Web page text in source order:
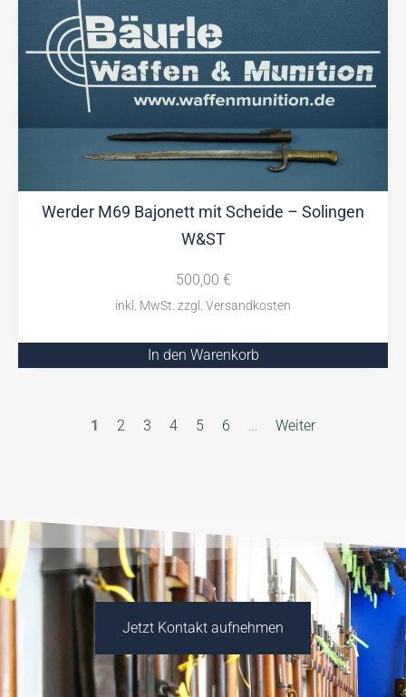
Werder M69 Bajonett mit Scheide – Solingen
W&ST
500,00 €
In den Warenkorb
1 2 3 4 5 6 Weiter
Jetzt Kontakt aufnehmen